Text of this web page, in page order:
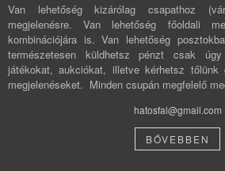
Van lehetőség kizárólag csapathoz
megjelenésre. Van lehetőség főoldali
kombinációjára is. Van lehetőség
természetesen küldhetsz pénzt csak
játékokat, aukciókat, illetve kérhetsz tőlünk
megjelenéseket. Minden csupán megfelelő
hatosfal@gmail.com
BŐVEBBEN